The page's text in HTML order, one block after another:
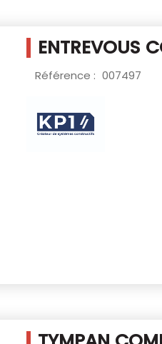
ENTREVOUS
Référence : 007497